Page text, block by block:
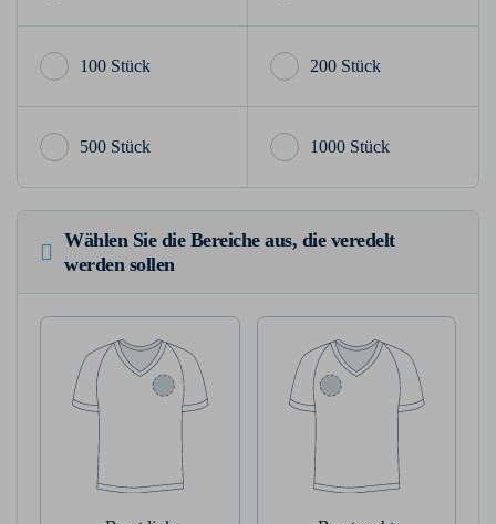
100 Stück 200 Stück
500 Stück 1000 Stück
Wählen Sie die Bereiche aus, die veredelt
werden sollen